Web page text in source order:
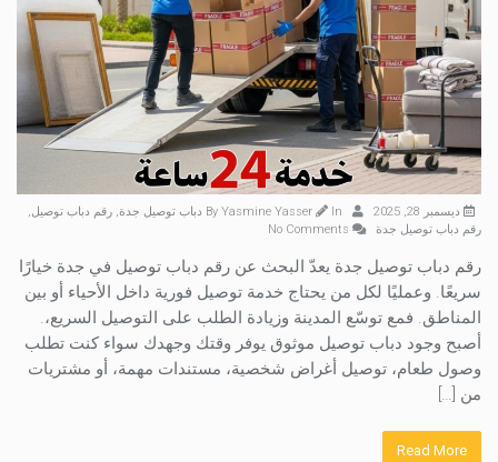
ديسمبر 28, 2025 Yasmine Yasser In دباب توصيل جدة, رقم دباب توصيل,
رقم دباب توصيل جدة
رقم دباب توصيل جدة يعدّ البحث عن رقم دباب توصيل في جدة خيارًا
سريعًا. وعمليًا لكل من يحتاج خدمة توصيل فورية داخل الأحياء أو بين
المناطق. فمع توسّع المدينة وزيادة الطلب على التوصيل السريع،.
أصبح وجود دباب توصيل موثوق يوفر وقتك وجهدك سواء كنت تطلب
وصول طعام، توصيل أغراض شخصية، مستندات مهمة، أو مشتريات
من […]
Read More